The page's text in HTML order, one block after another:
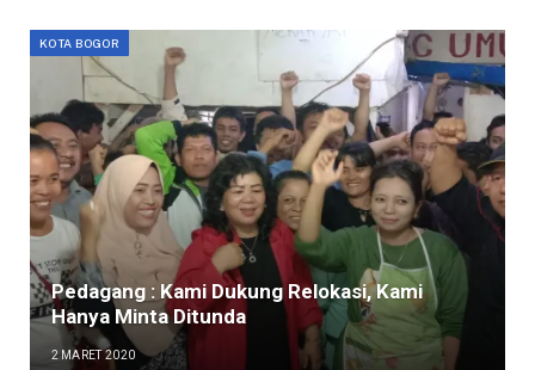
KOTA BOGOR
Pedagang : Kami Dukung Relokasi, Kami
Hanya Minta Ditunda
2 MARET 2020